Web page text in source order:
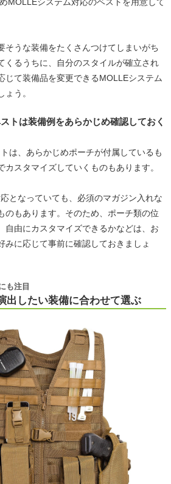
そうな装備をたくさんつけてしまいがち
くるうちに、自分のスタイルが確立され
じて装備品を変更できるMOLLEシステム
う。
トは装備例をあらかじめ確認しておく
は、あらかじめポーチが付属しているも
スタマイズしていくものもあります。
となっていても、必須のマガジン入れな
のもあります。そのため、ポーチ類の位
自由にカスタマイズできるかなどは、お
みに応じて事前に確認しておきましょ
出したい装備に合わせて選ぶ
も注目